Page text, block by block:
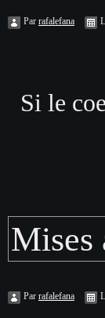
Par rafalefana
Si le
Mises
Par rafalefana